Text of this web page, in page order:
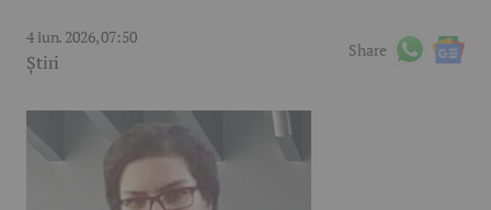
4 iun. 2026, 07:50
Știri
Share